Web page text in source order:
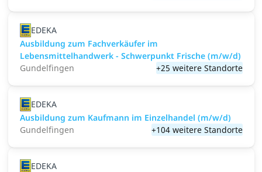
EDEKA
Ausbildung zum Fachverkäufer im
Lebensmittelhandwerk - Schwerpunkt Frische (m/w/d)
Gundelfingen
+25 weitere Standorte
EDEKA
Ausbildung zum Kaufmann im Einzelhandel (m/w/d)
Gundelfingen
+104 weitere Standorte
EDEKA